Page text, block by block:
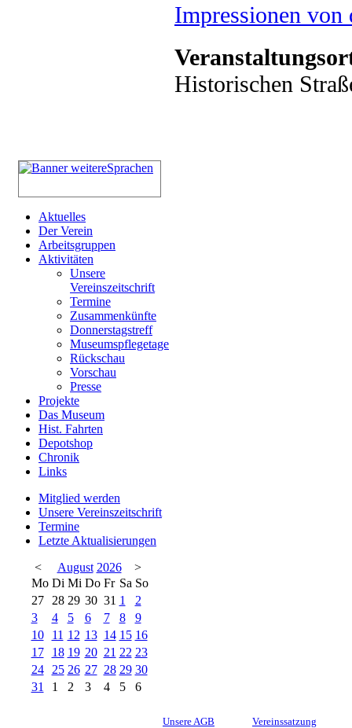
Impressionen von
Historischen
Aktuelles
Der Verein
Arbeitsgruppen
Aktivitäten
Unsere
Vereinszeitschrift
Termine
Zusammenkünfte
Donnerstagstreff
Museumspflegetage
Rückschau
Vorschau
Presse
Projekte
Das Museum
Hist. Fahrten
Depotshop
Chronik
Links
Mitglied werden
Unsere Vereinszeitschrift
Termine
Letzte Aktualisierungen
<
August 2026
>
Mo Di Mi Do Fr Sa So
27
28 29 30 31 1
2
3
4 5 6 7 8
9
10
11 12 13 14 15 16
17
18 19 20 21 22 23
24
25 26 27 28 29 30
31
1 2 3 4 5 6
Unsere AGB Vereinssatzung